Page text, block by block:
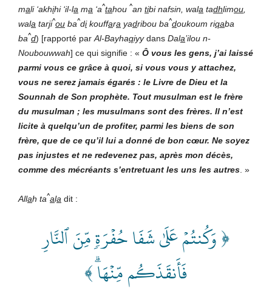
mali ‘akhihi ‘il-la ma ‘a^tahou ^an tibi nafsin, wala tadhlimou
wala tarji^ou ba^dikouffara yadribou ba^doukoum riqaba
ba^d) [rapporté par Al-Bayhaqiyydans Dala’ilou n-
Noubouwwah] ce qui signifie : « Ô vous les gens, j’ai laissé
parmi vous ce grâce à quoi, si vous vous y attachez,
vous ne serez jamais égarés : le Livre de Dieu et la
Sounnah de Son prophète. Tout musulman est le frère
du musulman ; les musulmans sont des frères. Il n’est
licite à quelqu’un de profiter, parmi les biens de son
frère, que de ce qu’il lui a donné de bon cœur. Ne soyez
pas injustes et ne redevenez pas, après mon décès,
comme des mécréants s’entretuant les uns les autres . »
Allah ta^ala dit :
﴿ وَكُنتُمۡ عَلَىٰ شَفَا حُفۡرَةٖ مِّنَ ٱلنَّارِ
فَأَنقَذَكُم مِّنۡهَاۗ ﴾